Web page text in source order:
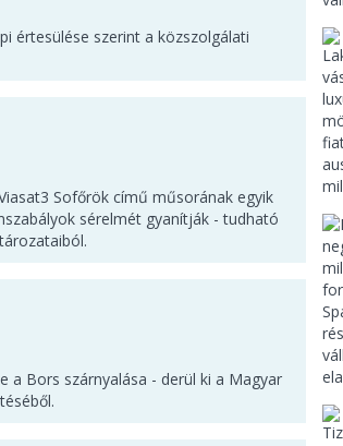
értesülése szerint a közszolgálati
Sofőrök című műsorának egyik
sérelmét gyanítják - tudható
a Bors szárnyalása - derül ki a Magyar